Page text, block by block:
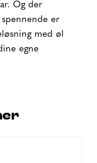
Og der
er
med øl
egne